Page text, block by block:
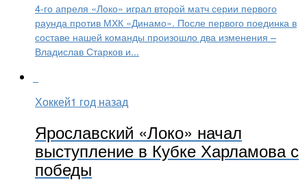
4-го апреля «Локо» играл второй матч серии первого
раунда против МХК «Динамо». После первого поединка в
составе нашей команды произошло два изменения –
Владислав Старков и...
Хоккей1 год назад
Ярославский «Локо» начал
выступление в Кубке Харламова с
победы